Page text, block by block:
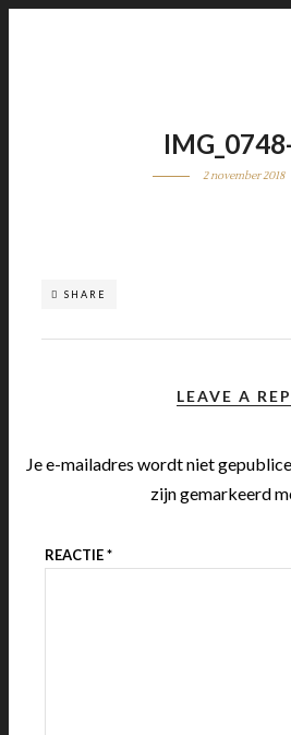
2 november 2018
SHARE
LEAVE A
Je e-mailadres wordt niet
zijn gemarkeerd
REACTIE*